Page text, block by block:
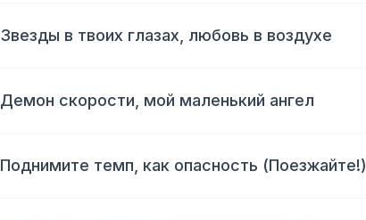
Звезды в твоих глазах, любовь в воздухе
Демон скорости, мой маленький ангел
Поднимите темп, как опасность (Поезжайте!)